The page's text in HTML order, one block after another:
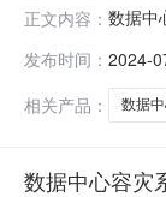
正文内容： 数据中
民币）
发布时间： 2024-
相关产品：
数据
数据中心容灾